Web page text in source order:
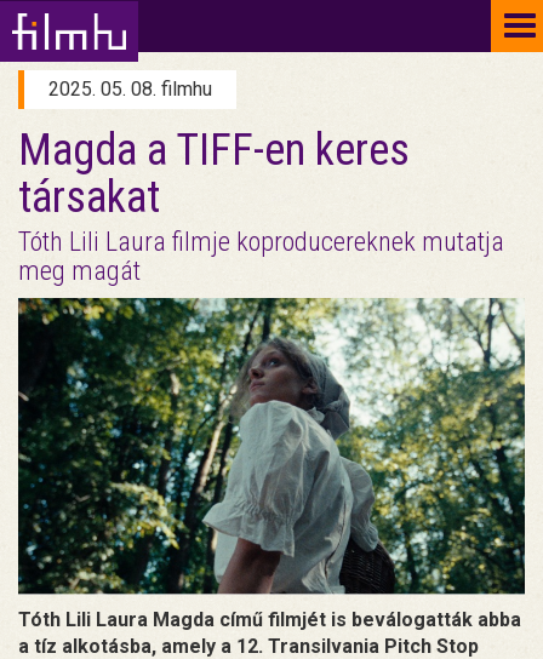
2025. 05. 08. filmhu
Magda a TIFF-en keres
társakat
Tóth Lili Laura filmje koproducereknek mutatja
meg magát
Tóth Lili Laura Magda című filmjét is beválogatták abba
a tíz alkotásba, amely a 12. Transilvania Pitch Stop